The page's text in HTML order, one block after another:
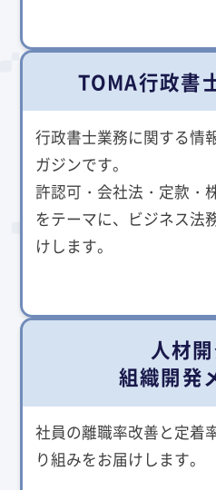
TOMA行政書
行政書士業務に関する情
ガジンです。
許認可・会社法・定款・
をテーマに、ビジネス法
けします。
人材開
組織開発
社員の離職率改善と定着
り組みをお届けします。